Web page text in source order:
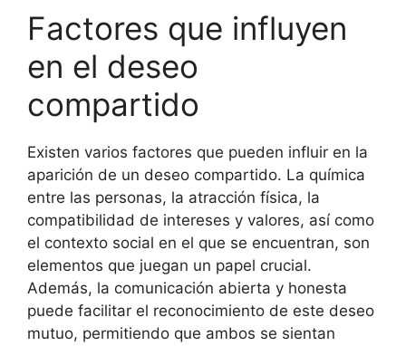
Factores que influyen
en el deseo
compartido
Existen varios factores que pueden influir en la
aparición de un deseo compartido. La química
entre las personas, la atracción física, la
compatibilidad de intereses y valores, así como
el contexto social en el que se encuentran, son
elementos que juegan un papel crucial.
Además, la comunicación abierta y honesta
puede facilitar el reconocimiento de este deseo
mutuo, permitiendo que ambos se sientan